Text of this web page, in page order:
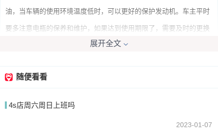
油，当车辆的使用环境温度低时，可以更好的保护发动机。车主平时
要多注意电瓶的保养和维护，如果达到使用期限了，需要及时的更换
老实人贴膜
零下20摄氏度车可以放在外面正常的放一晚上过夜没问题，但是要注
意不可以连续放置时间太长。时间太长可能会出现防冻液不能起到效
展开全文
随便看看
4s店周六周日上班吗
2023-01-07